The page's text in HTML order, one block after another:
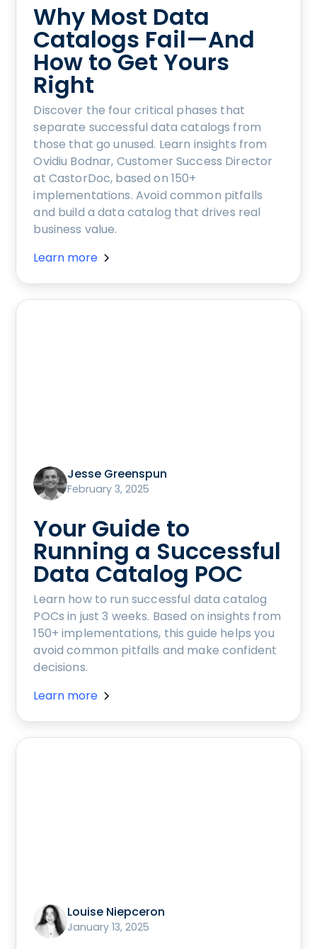
Why Most Data
Catalogs Fail—And
How to Get Yours
Right
Discover the four critical phases that
separate successful data catalogs from
those that go unused. Learn insights from
Ovidiu Bodnar, Customer Success Director
at CastorDoc, based on 150+
implementations. Avoid common pitfalls
and build a data catalog that drives real
business value.
Learn more
Jesse Greenspun
February 3, 2025
Your Guide to
Running a Successful
Data Catalog POC
Learn how to run successful data catalog
POCs in just 3 weeks. Based on insights from
150+ implementations, this guide helps you
avoid common pitfalls and make confident
decisions.
Learn more
Louise Niepceron
January 13, 2025